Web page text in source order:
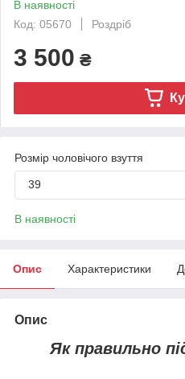
В наявності
Код: 05670
Роздріб
3 500 ₴
Розмір чоловічого взуття
39
В наявності
Опис Характеристики
Опис
Як правильно